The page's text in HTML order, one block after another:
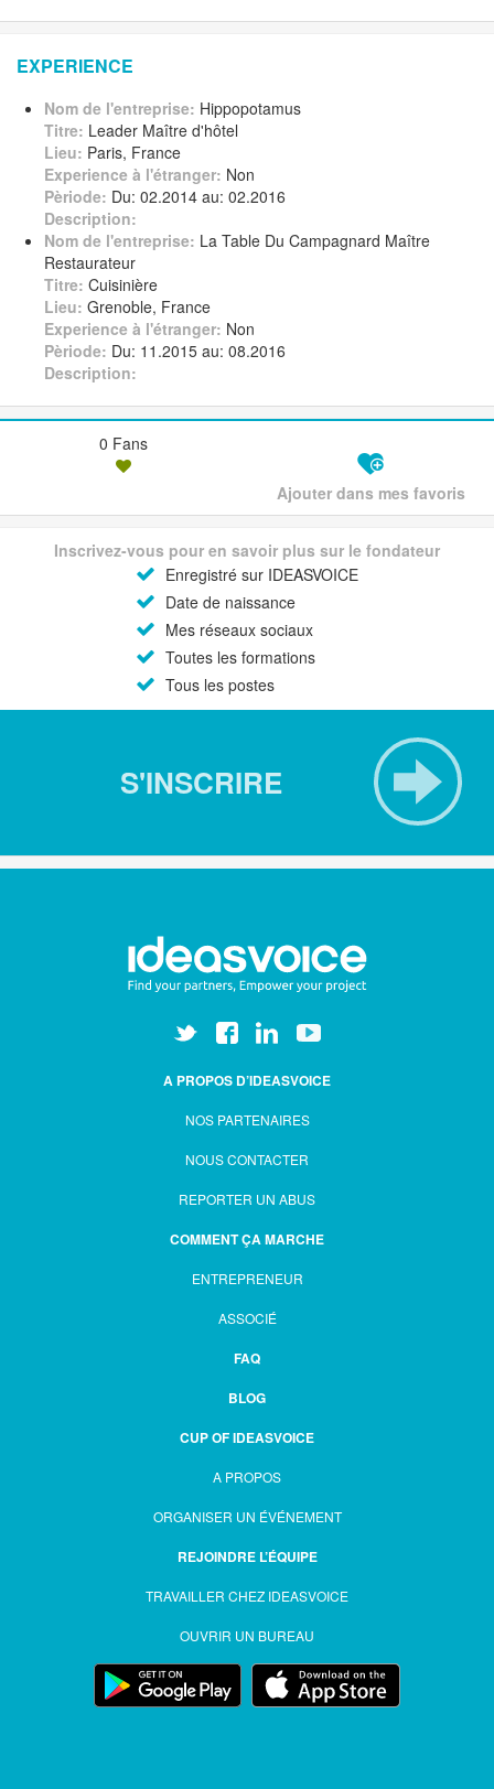
EXPERIENCE
Nom de l'entreprise: Hippopotamus
Titre: Leader Maître d'hôtel
Lieu: Paris, France
Experience à l'étranger: Non
Pèriode: Du: 02.2014 au: 02.2016
Description:
Nom de l'entreprise: La Table Du Campagnard Maître
Restaurateur
Titre: Cuisinière
Lieu: Grenoble, France
Experience à l'étranger: Non
Pèriode: Du: 11.2015 au: 08.2016
Description:
0 Fans
Ajouter dans mes favoris
Inscrivez-vous pour en savoir plus sur le fondateur
Enregistré sur IDEASVOICE
Date de naissance
Mes réseaux sociaux
Toutes les formations
Tous les postes
S'INSCRIRE
A PROPOS D’IDEASVOICE
NOS PARTENAIRES
NOUS CONTACTER
REPORTER UN ABUS
COMMENT ÇA MARCHE
ENTREPRENEUR
ASSOCIÉ
FAQ
BLOG
CUP OF IDEASVOICE
A PROPOS
ORGANISER UN ÉVÉNEMENT
REJOINDRE L’ÉQUIPE
TRAVAILLER CHEZ IDEASVOICE
OUVRIR UN BUREAU